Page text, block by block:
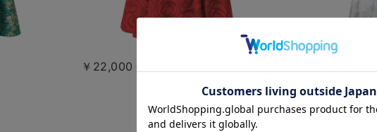
￥22,000